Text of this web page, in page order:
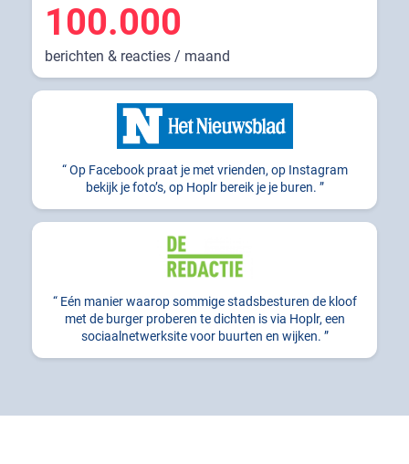
100.000
berichten & reacties / maand
Op Facebook praat je met vrienden, op Instagram
bekijk je foto’s, op Hoplr bereik je je buren.
Eén manier waarop sommige stadsbesturen de kloof
met de burger proberen te dichten is via Hoplr, een
sociaalnetwerksite voor buurten en wijken.